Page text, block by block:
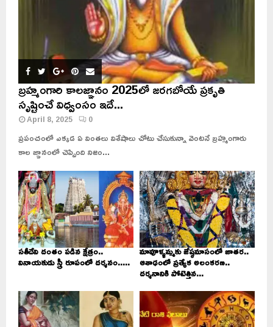
బ్రహ్మంగారి కాలజ్ఞానం 2025లో జరగబోయే ప్రకృతి
సృష్టించే విధ్వంసం ఇదే...
April 8, 2025 0
ప్రపంచంలో ఎక్కడ ఏ వింతలు విశేషాలు చోటు చేసుకున్నా వెంటనే బ్రహ్మంగారు
కాల జ్ఞానంలో చెప్పింది నిజం...
సతీదేవి దంతం పడిన క్షేత్రం..
వినాయకుడు స్త్రీ రూపంలో దర్శనం.....
మావూళ్ళమ్మకు జేష్ఠమాసంలో జాతర..
ఆశాఢంలో ప్రత్యేక అలంకరణ..
దర్శనానికి పోటెత్తిన...